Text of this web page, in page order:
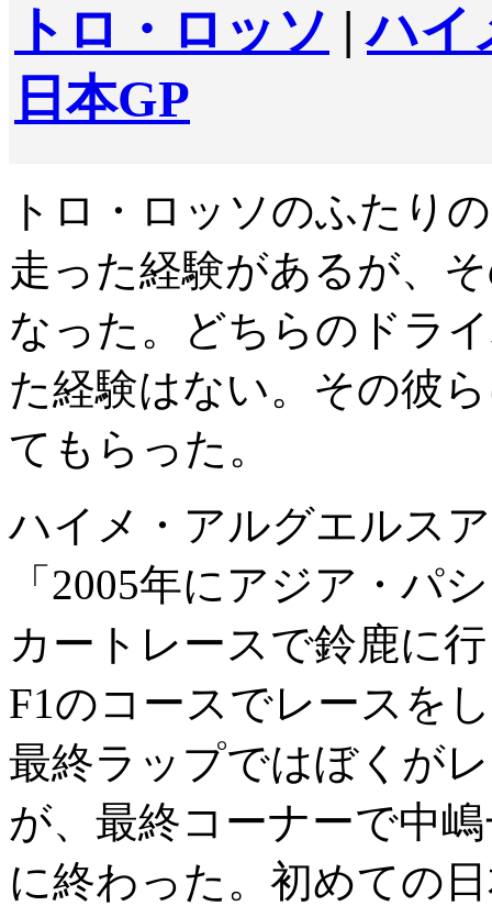
トロ・ロッソ |ハイ
日本GP
トロ・ロッソのふたり
走った経験があるが、
なった。どちらのドラ
た経験はない。その彼
てもらった。
ハイメ・アルグエルス
「2005年にアジア・パ
カートレースで鈴鹿に
F1のコースでレースを
最終ラップではぼくが
が、最終コーナーで中
に終わった。初めての